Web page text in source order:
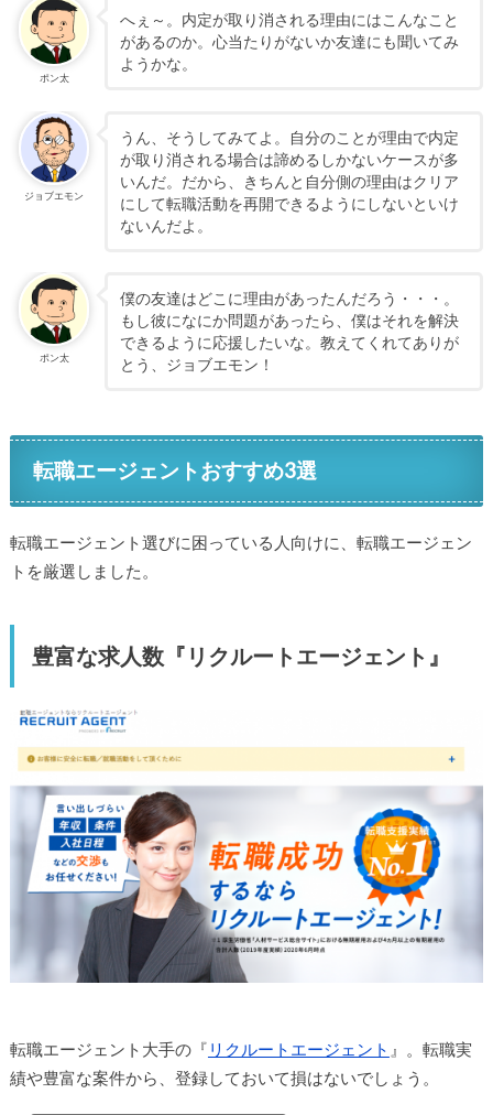
ポン太
へぇ～。内定が取り消される理由にはこんなこと
があるのか。心当たりがないか友達にも聞いてみ
ようかな。
ジョブエモン
うん、そうしてみてよ。自分のことが理由で内定
が取り消される場合は諦めるしかないケースが多
いんだ。だから、きちんと自分側の理由はクリア
にして転職活動を再開できるようにしないといけ
ないんだよ。
ポン太
僕の友達はどこに理由があったんだろう・・・。
もし彼になにか問題があったら、僕はそれを解決
できるように応援したいな。教えてくれてありが
とう、ジョブエモン！
転職エージェントおすすめ3選
転職エージェント選びに困っている人向けに、転職エージェン
トを厳選しました。
豊富な求人数『リクルートエージェント』
転職エージェント大手の『 リクルートエージェント 』。転職実
績や豊富な案件から、登録しておいて損はないでしょう。